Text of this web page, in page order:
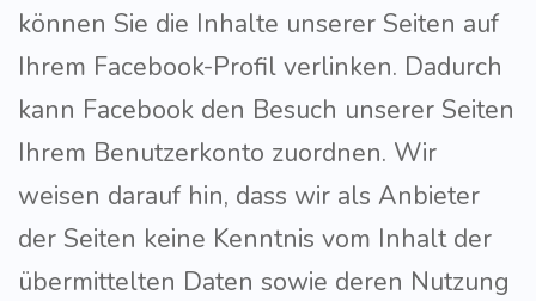
können Sie die Inhalte unserer Seiten auf
Ihrem Facebook-Profil verlinken. Dadurch
kann Facebook den Besuch unserer Seiten
Ihrem Benutzerkonto zuordnen. Wir
weisen darauf hin, dass wir als Anbieter
der Seiten keine Kenntnis vom Inhalt der
übermittelten Daten sowie deren Nutzung